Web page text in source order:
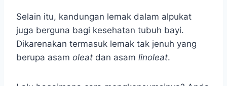
Selain itu, kandungan lemak dalam alpukat
juga berguna bagi kesehatan tubuh bayi.
Dikarenakan termasuk lemak tak jenuh yang
berupa asam oleat dan asam linoleat.